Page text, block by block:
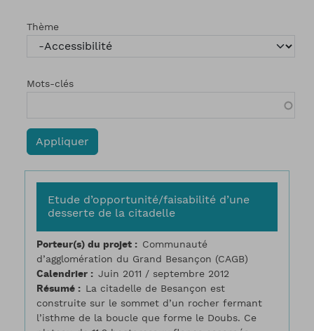
Thème
Mots-clés
Etude d’opportunité/faisabilité d’une
desserte de la citadelle
Porteur(s) du projet
Communauté
d’agglomération du Grand Besançon (CAGB)
Calendrier
Juin 2011 / septembre 2012
Résumé
La citadelle de Besançon est
construite sur le sommet d’un rocher fermant
l’isthme de la boucle que forme le Doubs. Ce